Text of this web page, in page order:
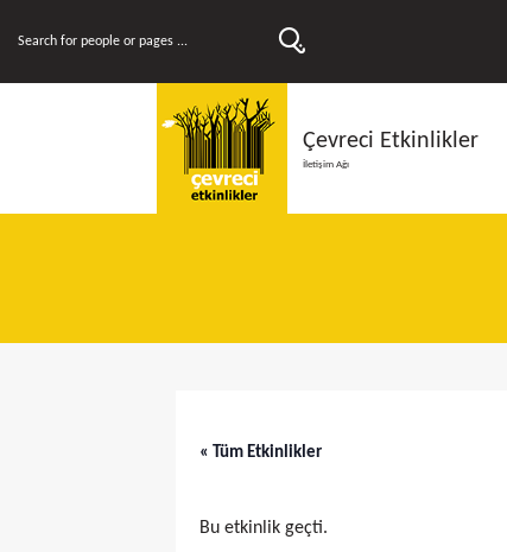
Çevreci Etkinlikler
İletişim Ağı
« Tüm Etkinlikler
Bu etkinlik geçti.